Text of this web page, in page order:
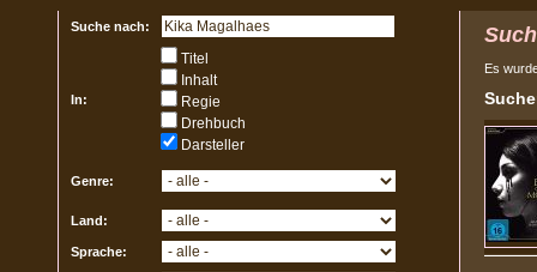
Suche nach:
In:
Titel
Inhalt
Regie
Drehbuch
Darsteller
Genre:
Land:
Sprache:
Es